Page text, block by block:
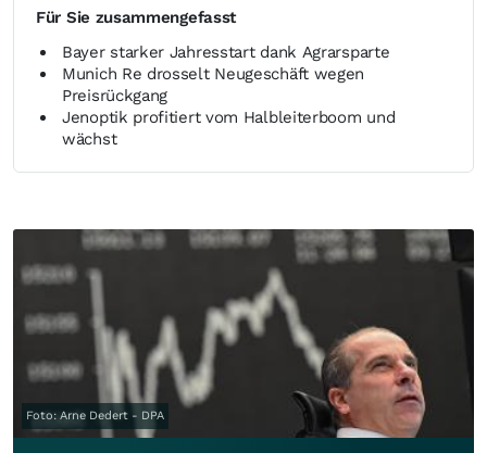
Für Sie zusammengefasst
Bayer starker Jahresstart dank Agrarsparte
Munich Re drosselt Neugeschäft wegen
Preisrückgang
Jenoptik profitiert vom Halbleiterboom und
wächst
Foto: Arne Dedert - DPA